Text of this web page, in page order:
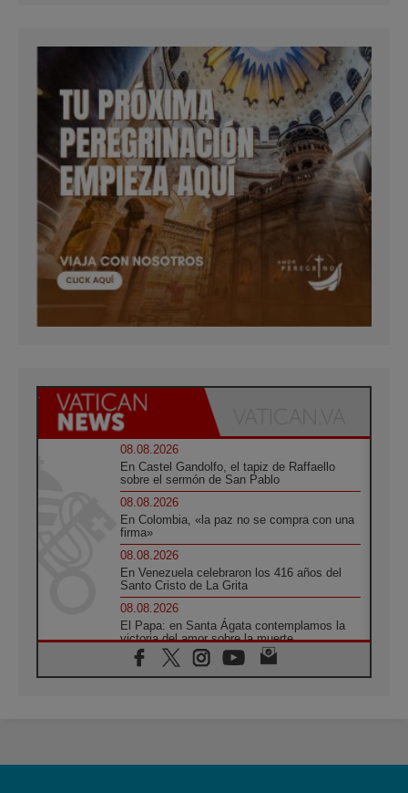
08.08.2026
En Castel Gandolfo, el tapiz de Raffaello
sobre el sermón de San Pablo
08.08.2026
En Colombia, «la paz no se compra con una
firma»
08.08.2026
En Venezuela celebraron los 416 años del
Santo Cristo de La Grita
08.08.2026
El Papa: en Santa Ágata contemplamos la
victoria del amor sobre la muerte
08.08.2026
León XIV visitará el Santuario de la Madre
07.08.2026